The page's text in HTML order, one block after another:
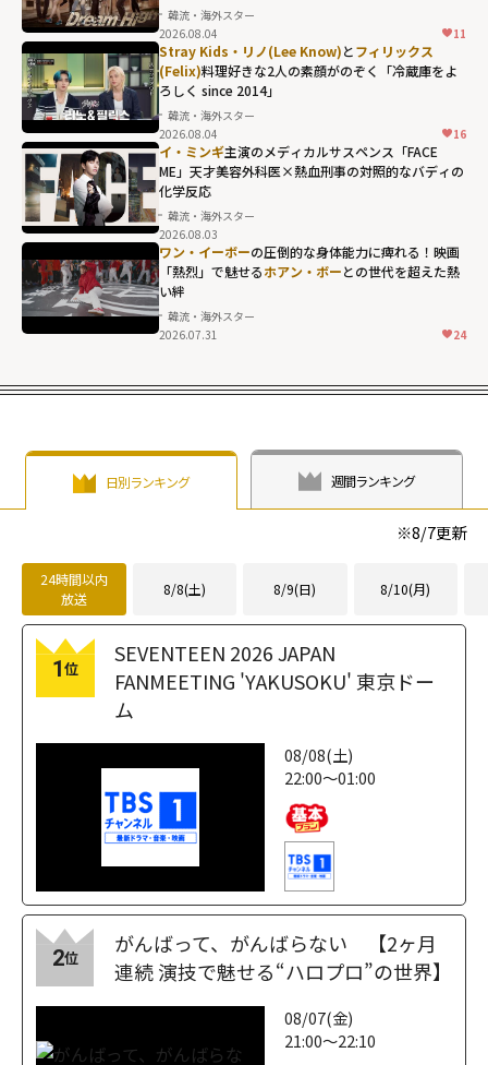
2PM テギョンら
豪華共演の青春
名作「ドリーム
ハイ」"
width="304"
height="203"
loading="lazy"
fetchpriority="h
igh">
韓流・海外スター
2026.08.04
11
Stray Kids・リノ(Lee Know)とフィリックス
(Felix)料理好きな2人の素顔がのぞく「冷蔵庫をよ
ろしく since 2014」
韓流・海外スター
2026.08.04
16
イ・ミンギ主演のメディカルサスペンス「FACE
ME」天才美容外科医×熱血刑事の対照的なバディの
化学反応
韓流・海外スター
2026.08.03
ワン・イーボーの圧倒的な身体能力に痺れる！映画
「熱烈」で魅せるホアン・ボーとの世代を超えた熱
い絆
韓流・海外スター
2026.07.31
24
日別ランキング 週間ランキング
※8/7更新
24時間以内
放送
8/8(土) 8/9(日) 8/10(月)
1位
SEVENTEEN 2026 JAPAN
FANMEETING 'YAKUSOKU' 東京ドー
ム
08/08(土)
22:00～01:00
2位
がんばって、がんばらない 【2ヶ月
連続 演技で魅せる“ハロプロ”の世界】
08/07(金)
21:00～22:10